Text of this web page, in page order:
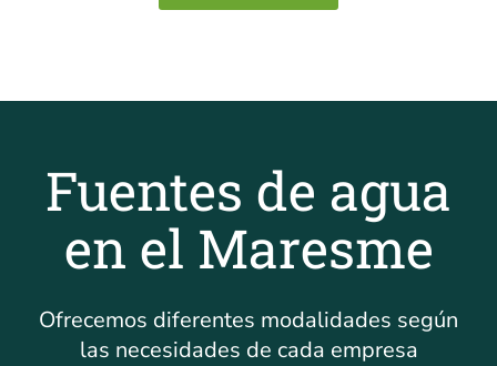
Fuentes de agua
en el Maresme
Ofrecemos diferentes modalidades según
las necesidades de cada empresa